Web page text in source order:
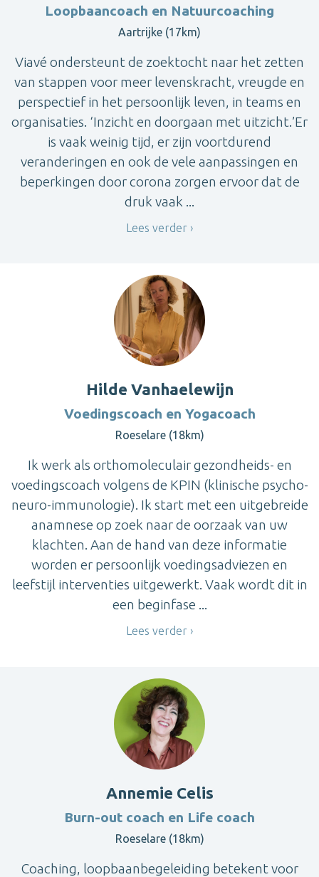
Loopbaancoach en Natuurcoaching
Aartrijke (17km)
Viavé ondersteunt de zoektocht naar het zetten
van stappen voor meer levenskracht, vreugde en
perspectief in het persoonlijk leven, in teams en
organisaties. ‘Inzicht en doorgaan met uitzicht.’Er
is vaak weinig tijd, er zijn voortdurend
veranderingen en ook de vele aanpassingen en
beperkingen door corona zorgen ervoor dat de
druk vaak ...
Lees verder
Hilde Vanhaelewijn
Voedingscoach en Yogacoach
Roeselare (18km)
Ik werk als orthomoleculair gezondheids- en
voedingscoach volgens de KPIN (klinische psycho-
neuro-immunologie). Ik start met een uitgebreide
anamnese op zoek naar de oorzaak van uw
klachten. Aan de hand van deze informatie
worden er persoonlijk voedingsadviezen en
leefstijl interventies uitgewerkt. Vaak wordt dit in
een beginfase ...
Lees verder
Annemie Celis
Burn-out coach en Life coach
Roeselare (18km)
Coaching, loopbaanbegeleiding betekent voor